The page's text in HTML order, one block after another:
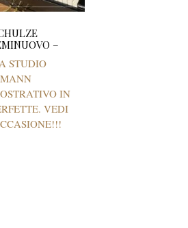
–
STUDIO
IN
VEDI